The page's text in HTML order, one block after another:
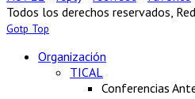
Todos los derechos reservados,
Gotp Top
Organización
TICAL
Conferencias